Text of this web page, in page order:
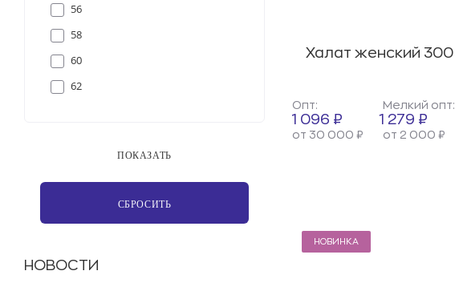
56
58
60
62
НОВОСТИ
Халат женский 300
Опт: Мелкий опт:
1 096 ₽ 1 279 ₽
от 30 000 ₽ от 2 000 ₽
НОВИНКА